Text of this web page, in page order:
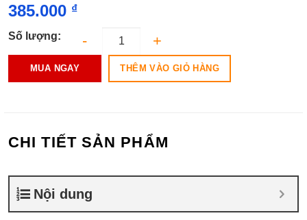
385.000 ₫
Số lượng:
MUA NGAY THÊM VÀO GIỎ HÀNG
CHI TIẾT SẢN PHẨM
Nội dung